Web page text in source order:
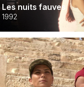
Les nuits fauves
1992